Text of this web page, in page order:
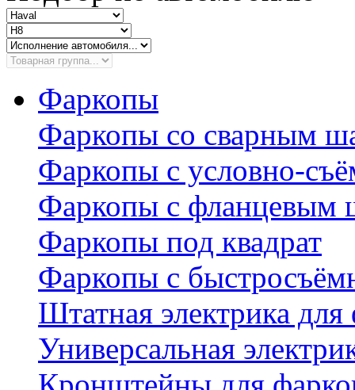
Фаркопы
Фаркопы со сварным
Фаркопы с условно-
Фаркопы с фланцевым
Фаркопы под квадрат
Фаркопы с
Штатная электрика
Универсальная